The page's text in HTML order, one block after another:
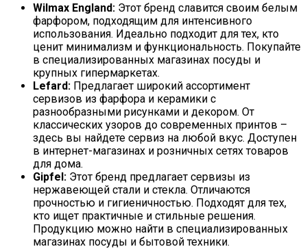
Wilmax England: Этот бренд славится своим белым
фарфором, подходящим для интенсивного
использования. Идеально подходит для тех, кто
ценит минимализм и функциональность. Покупайте
в специализированных магазинах посуды и
крупных гипермаркетах.
Lefard: Предлагает широкий ассортимент
сервизов из фарфора и керамики с
разнообразными рисунками и декором. От
классических узоров до современных принтов –
здесь вы найдете сервиз на любой вкус. Доступен
в интернет-магазинах и розничных сетях товаров
для дома.
Gipfel: Этот бренд предлагает сервизы из
нержавеющей стали и стекла. Отличаются
прочностью и гигиеничностью. Подходят для тех,
кто ищет практичные и стильные решения.
Продукцию можно найти в специализированных
магазинах посуды и бытовой техники.